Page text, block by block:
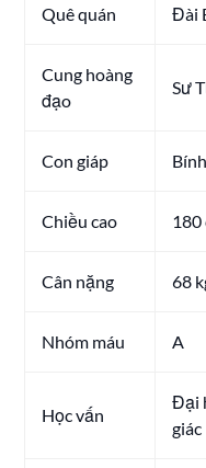
Quê quán Đài
Cung hoàng
đạo
Sư
Con giáp
Chiều cao 180
Cân nặng 68
Nhóm máu A
Học vấn
Đại
giác